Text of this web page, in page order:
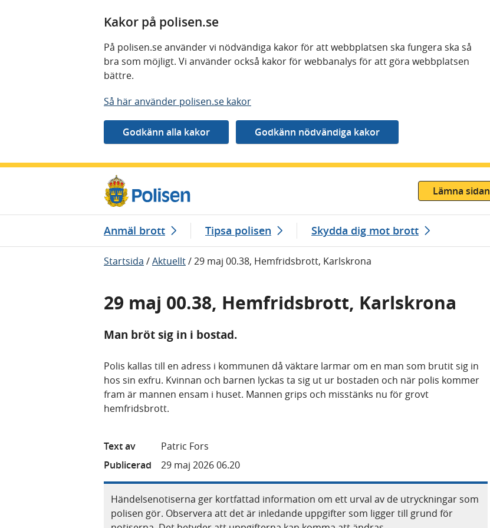
Kakor på polisen.se
På polisen.se använder vi nödvändiga kakor för att webbplatsen ska fungera ska så
bra som möjligt. Vi använder också kakor för webbanalys för att göra webbplatsen
bättre.
Så här använder polisen.se kakor
Lämna sidan
Anmäl brott Tipsa polisen Skydda dig mot brott
Startsida /Aktuellt/29 maj 00.38, Hemfridsbrott, Karlskrona
29 maj 00.38, Hemfridsbrott, Karlskrona
Man bröt sig in i bostad.
Polis kallas till en adress i kommunen då väktare larmar om en man som brutit sig in
hos sin exfru. Kvinnan och barnen lyckas ta sig ut ur bostaden och när polis kommer
fram är mannen ensam i huset. Mannen grips och misstänks nu för grovt
hemfridsbrott.
Text av
Patric Fors
Publicerad
29 maj 2026 06.20
Händelsenotiserna ger kortfattad information om ett urval av de utryckningar som
polisen gör. Observera att det är inledande uppgifter som ligger till grund för